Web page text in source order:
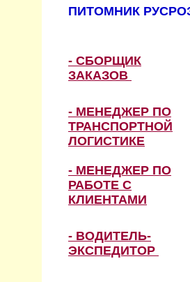
ПИТОМНИК
- СБОРЩИК
ЗАКАЗОВ
- МЕНЕДЖЕР ПО
ТРАНСПОРТНОЙ
ЛОГИСТИКЕ
- МЕНЕДЖЕР ПО
РАБОТЕ С
КЛИЕНТАМИ
- ВОДИТЕЛЬ-
ЭКСПЕДИТОР